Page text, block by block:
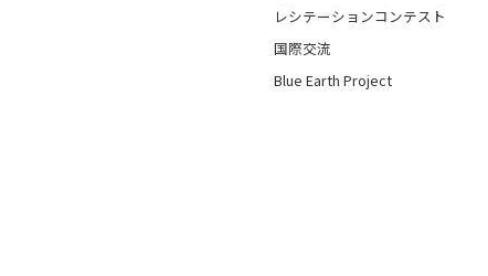
レシテーションコンテスト
国際交流
Blue Earth Project